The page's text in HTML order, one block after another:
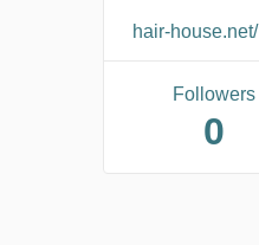
hair-house.net/
Followers
0